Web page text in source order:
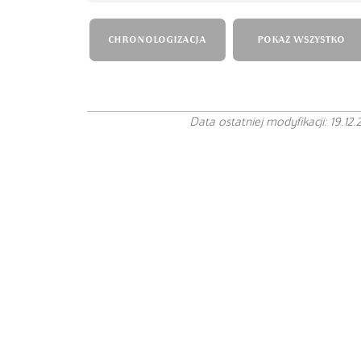
CHRONOLOGIZACJA POKAŻ WSZYSTKO
Data ostatniej modyfikacji: